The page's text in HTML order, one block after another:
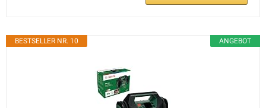
ANGEBOT
BESTSELLER NR. 10